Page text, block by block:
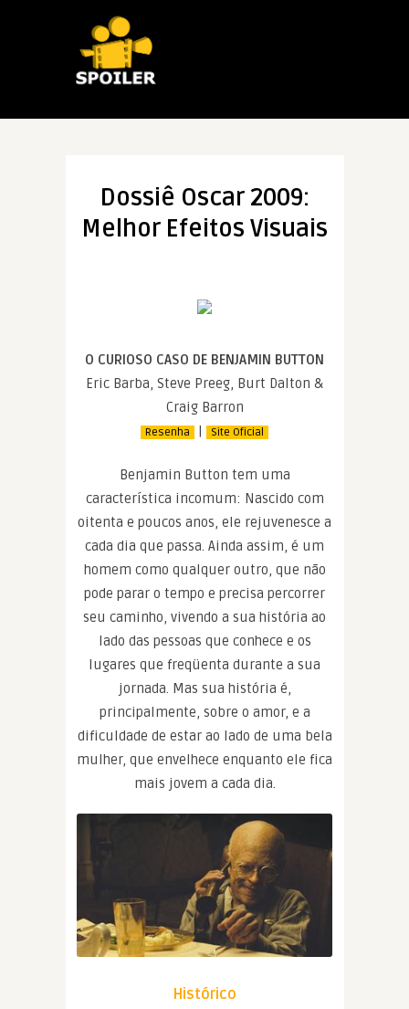
Dossiê Oscar 2009:
Melhor Efeitos Visuais
O CURIOSO CASO DE BENJAMIN BUTTON
Eric Barba, Steve Preeg, Burt Dalton &
Craig Barron
Resenha | Site Oficial
Benjamin Button tem uma
característica incomum: Nascido com
oitenta e poucos anos, ele rejuvenesce a
cada dia que passa. Ainda assim, é um
homem como qualquer outro, que não
pode parar o tempo e precisa percorrer
seu caminho, vivendo a sua história ao
lado das pessoas que conhece e os
lugares que freqüenta durante a sua
jornada. Mas sua história é,
principalmente, sobre o amor, e a
dificuldade de estar ao lado de uma bela
mulher, que envelhece enquanto ele fica
mais jovem a cada dia.
Histórico